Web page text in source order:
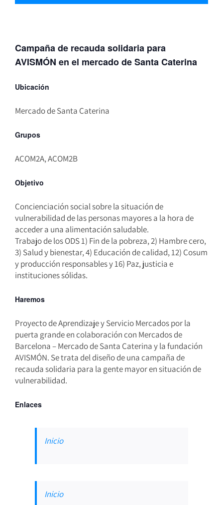
Campaña de recauda solidaria para
AVISMÓN en el mercado de Santa Caterina
Ubicación
Mercado de Santa Caterina
Grupos
ACOM2A, ACOM2B
Objetivo
Concienciación social sobre la situación de
vulnerabilidad de las personas mayores a la hora de
acceder a una alimentación saludable.
Trabajo de los ODS 1) Fin de la pobreza, 2) Hambre cero,
3) Salud y bienestar, 4) Educación de calidad, 12) Cosum
y producción responsables y 16) Paz, justicia e
instituciones sólidas.
Haremos
Proyecto de Aprendizaje y Servicio Mercados por la
puerta grande en colaboración con Mercados de
Barcelona – Mercado de Santa Caterina y la fundación
AVISMÓN. Se trata del diseño de una campaña de
recauda solidaria para la gente mayor en situación de
vulnerabilidad.
Enlaces
Inicio
Inicio